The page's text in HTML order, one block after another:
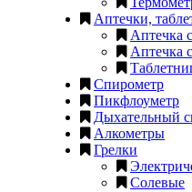
Аптечки,
Аптечка
Аптечка
Спирометр
Пикфлоуметр
Дыхательный
Алкометры
Грелки
Солевые